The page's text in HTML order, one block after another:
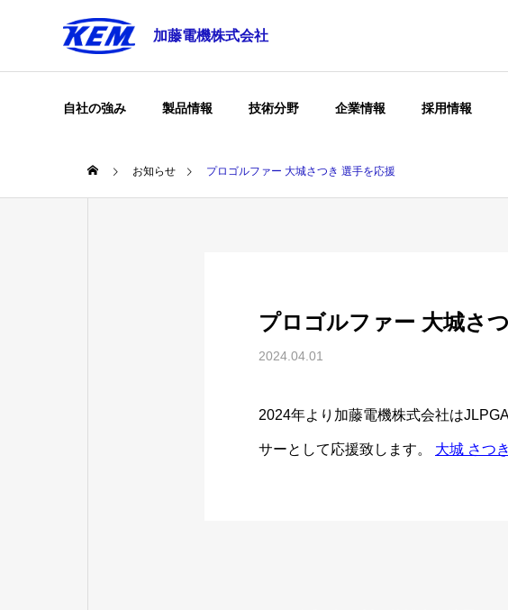
加藤電機株式会社
自社の強み 製品情報 技術分野 企業情報 採用情報
お知らせ プロゴルファー 大城さつき 選手を応援
プロゴルファー 大城さ
2024.04.01
2024年より加藤電機株式会社は
サーとして応援致します。 大城 さつ